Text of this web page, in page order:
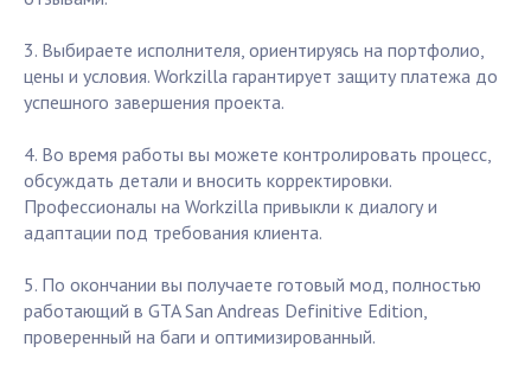
3. Выбираете исполнителя, ориентируясь на портфолио,
цены и условия. Workzilla гарантирует защиту платежа до
успешного завершения проекта.
4. Во время работы вы можете контролировать процесс,
обсуждать детали и вносить корректировки.
Профессионалы на Workzilla привыкли к диалогу и
адаптации под требования клиента.
5. По окончании вы получаете готовый мод, полностью
работающий в GTA San Andreas Definitive Edition,
проверенный на баги и оптимизированный.